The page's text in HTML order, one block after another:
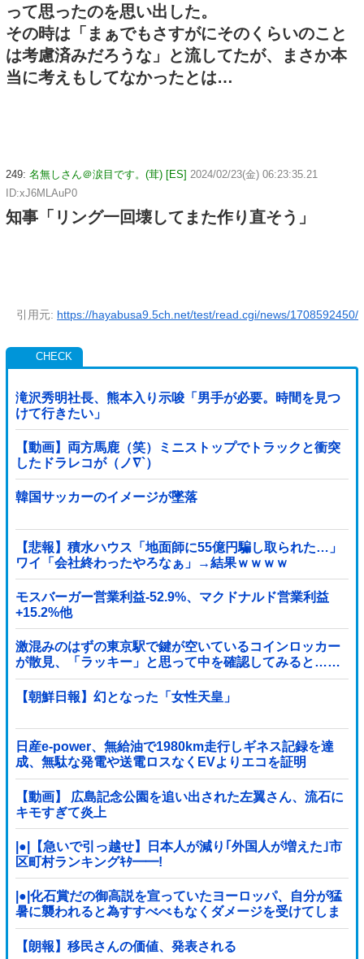
って思ったのを思い出した。
その時は「まぁでもさすがにそのくらいのこと
は考慮済みだろうな」と流してたが、まさか本
当に考えもしてなかったとは…
249: 名無しさん＠涙目です。(茸) [ES] 2024/02/23(金) 06:23:35.21
ID:xJ6MLAuP0
知事「リング一回壊してまた作り直そう」
引用元: https://hayabusa9.5ch.net/test/read.cgi/news/1708592450/
滝沢秀明社長、熊本入り示唆「男手が必要。時間を見つ
けて行きたい」
【動画】両方馬鹿（笑）ミニストップでトラックと衝突
したドラレコが（ノ∇`）
韓国サッカーのイメージが墜落
【悲報】積水ハウス「地面師に55億円騙し取られた…」
ワイ「会社終わったやろなぁ」→結果ｗｗｗｗ
モスバーガー営業利益-52.9%、マクドナルド営業利益
+15.2%他
激混みのはずの東京駅で鍵が空いているコインロッカー
が散見、「ラッキー」と思って中を確認してみると……
【朝鮮日報】幻となった「女性天皇」
日産e-power、無給油で1980km走行しギネス記録を達
成、無駄な発電や送電ロスなくEVよりエコを証明
【動画】 広島記念公園を追い出された左翼さん、流石に
キモすぎて炎上
|●|【急いで引っ越せ】日本人が減り｢外国人が増えた｣市
区町村ランキングｷﾀ━━!
|●|化石賞だの御高説を宣っていたヨーロッパ、自分が猛
暑に襲われると為すすべべもなくダメージを受けてしま
い……
【朗報】移民さんの価値、発表される